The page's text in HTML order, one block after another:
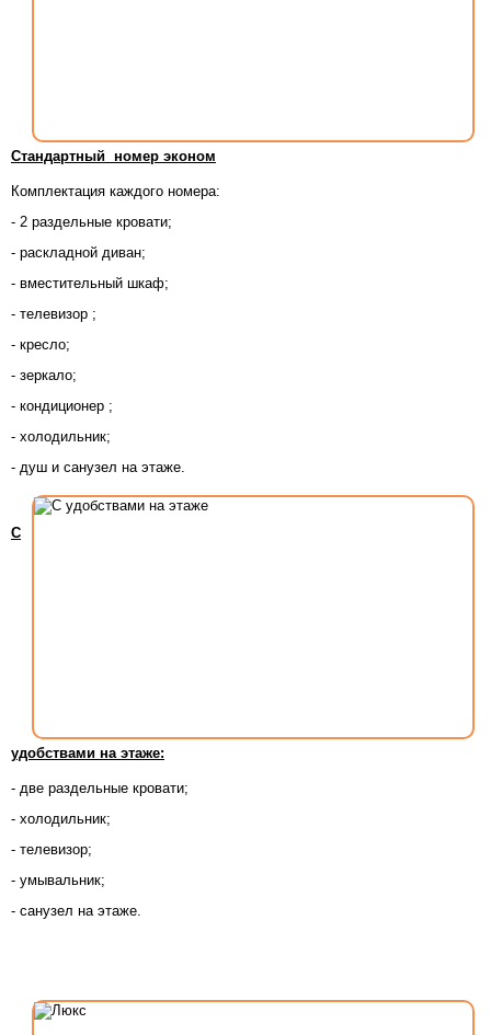
Стандартный номер эконом
Комплектация каждого номера:
- 2 раздельные кровати;
- раскладной диван;
- вместительный шкаф;
- телевизор ;
- кресло;
- зеркало;
- кондиционер ;
- холодильник;
- душ и санузел на этаже.
С
удобствами на этаже:
- две раздельные кровати;
- холодильник;
- телевизор;
- умывальник;
- санузел на этаже.